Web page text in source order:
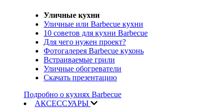
Уличные кухни
Уличные или Barbecue кухни
10 советов для кухни Barbecue
Для чего нужен проект?
Фотогалерея Barbecue кухонь
Встраиваемые грили
Уличные обогреватели
Скачать презентацию
Подробно о кухнях Barbecue
АКСЕССУАРЫ